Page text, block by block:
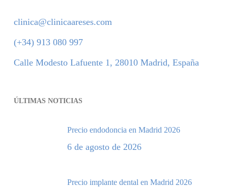
clinica@clinicaareses.com
(+34) 913 080 997
Calle Modesto Lafuente 1, 28010 Madrid, España
ÚLTIMAS NOTICIAS
Precio endodoncia en Madrid 2026
6 de agosto de 2026
Precio implante dental en Madrid 2026